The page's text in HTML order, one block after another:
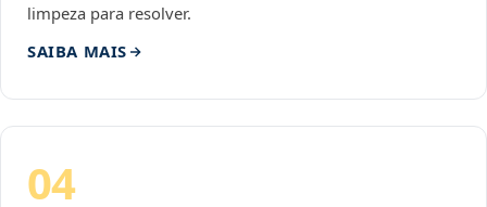
limpeza para resolver.
SAIBA MAIS
04